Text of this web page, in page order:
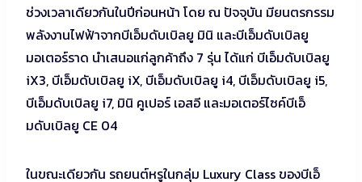
ช่วงเวลาเดียวกันในปีก่อนหน้า โดย ณ ปัจจุบัน มียนตรกรรม
พลังงานไฟฟ้าจากบีเอ็มดับเบิลยู มินิ และบีเอ็มดับเบิลยู
มอเตอร์ราด นำเสนอแก่ลูกค้าถึง 7 รุ่น ได้แก่ บีเอ็มดับเบิลยู
iX3, บีเอ็มดับเบิลยู iX, บีเอ็มดับเบิลยู i4, บีเอ็มดับเบิลยู i5,
บีเอ็มดับเบิลยู i7, มินิ คูเปอร์ เอสอี และมอเตอร์ไซค์บีเอ็
มดับเบิลยู CE 04
ในขณะเดียวกัน รถยนต์หรูในกลุ่ม Luxury Class ของบีเอ็